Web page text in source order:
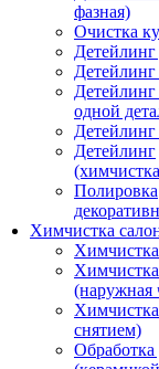
фазная)
Очистка
Детейлинг
одной
Детейлинг
Полировка
Химчистка
(наружная
снятием)
Обработка